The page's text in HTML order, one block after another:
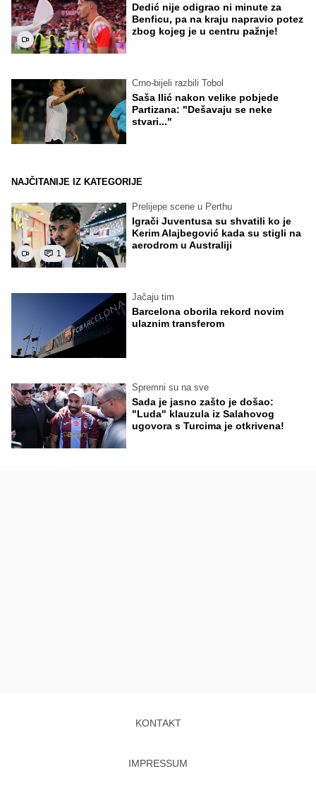
Dedić nije odigrao ni minute za
Benficu, pa na kraju napravio potez
zbog kojeg je u centru pažnje!
Crno-bijeli razbili Tobol
Saša Ilić nakon velike pobjede
Partizana: "Dešavaju se neke
stvari..."
NAJČITANIJE IZ KATEGORIJE
1
Prelijepe scene u Perthu
Igrači Juventusa su shvatili ko je
Kerim Alajbegović kada su stigli na
aerodrom u Australiji
Jačaju tim
Barcelona oborila rekord novim
ulaznim transferom
Spremni su na sve
Sada je jasno zašto je došao:
"Luda" klauzula iz Salahovog
ugovora s Turcima je otkrivena!
KONTAKT
IMPRESSUM